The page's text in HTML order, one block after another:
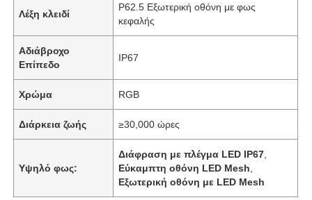
Λέξη κλειδί
P62.5 Εξωτερική οθόνη με φως
κεφαλής
Αδιάβροχο
Επίπεδο
IP67
Χρώμα RGB
Διάρκεια ζωής ≥30,000 ώρες
Υψηλό φως:
Διάφραση με πλέγμα LED IP67
Εύκαμπτη οθόνη LED Mesh
Εξωτερική οθόνη με LED Mesh